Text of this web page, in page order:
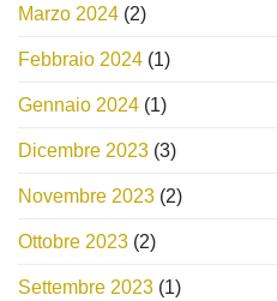
Marzo 2024 (2)
Febbraio 2024 (1)
Gennaio 2024 (1)
Dicembre 2023 (3)
Novembre 2023 (2)
Ottobre 2023 (2)
Settembre 2023 (1)